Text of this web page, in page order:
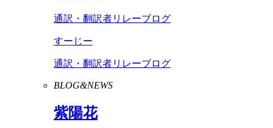
通訳・翻訳者リレーブログ
すーじー
通訳・翻訳者リレーブログ
BLOG&NEWS
紫陽花